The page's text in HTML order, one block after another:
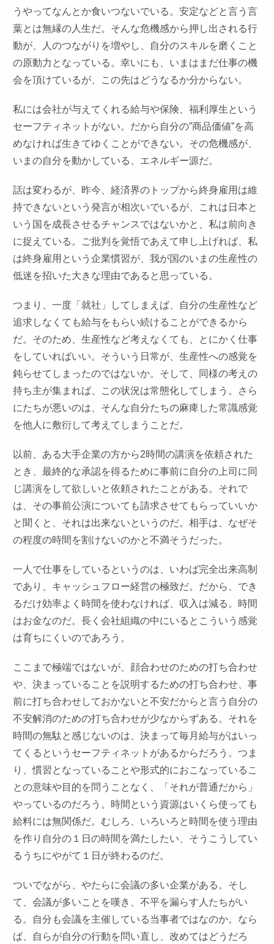
うやってなんとか食いつないでいる。安定などと言う言
葉とは無縁の人生だ。そんな危機感から押し出される行
動が、人のつながりを増やし、自分のスキルを磨くこと
の原動力となっている。幸いにも、いまはまだ仕事の機
会を頂けているが、この先はどうなるか分からない。
私には会社が与えてくれる給与や保険、福利厚生という
セーフティネットがない。だから自分の”商品価値”を高
めなければ生きてゆくことができない。その危機感が、
いまの自分を動かしている、エネルギー源だ。
話は変わるが、昨今、経済界のトップから終身雇用は維
持できないという発言が相次いでいるが、これは日本と
いう国を成長させるチャンスではないかと、私は前向き
に捉えている。ご批判を覚悟であえて申し上げれば、私
は終身雇用という企業慣習が、我が国のいまの生産性の
低迷を招いた大きな理由であると思っている。
つまり、一度「就社」してしまえば、自分の生産性など
追求しなくても給与をもらい続けることができるから
だ。そのため、生産性など考えなくても、とにかく仕事
をしていればいい。そういう日常が、生産性への感覚を
鈍らせてしまったのではないか。そして、同様の考えの
持ち主が集まれば、この状況は常態化してしまう。さら
にたちが悪いのは、そんな自分たちの麻痺した常識感覚
を他人に敷衍して考えてしまうことだ。
以前、ある大手企業の方から2時間の講演を依頼された
とき、最終的な承認を得るために事前に自分の上司に同
じ講演をして欲しいと依頼されたことがある。それで
は、その事前公演についても請求させてもらっていいか
と聞くと、それは出来ないというのだ。相手は、なぜそ
の程度の時間を割けないのかと不満そうだった。
一人で仕事をしているというのは、いわば完全出来高制
であり、キャッシュフロー経営の極致だ。だから、でき
るだけ効率よく時間を使わなければ、収入は減る。時間
はお金なのだ。長く会社組織の中にいるとこういう感覚
は育ちにくいのであろう。
ここまで極端ではないが、顔合わせのための打ち合わせ
や、決まっていることを説明するための打ち合わせ、事
前に打ち合わせしておかないと不安だからと言う自分の
不安解消のための打ち合わせが少なからずある。それを
時間の無駄と感じないのは、決まって毎月給与がはいっ
てくるというセーフティネットがあるからだろう。つま
り、慣習となっていることや形式的におこなっているこ
との意味や目的を問うことなく、「それが普通だから」
やっているのだろう。時間という資源はいくら使っても
給料には無関係だ。むしろ、いろいろと時間を使う理由
を作り自分の１日の時間を満たしたい、そうこうしてい
るうちにやがて１日が終わるのだ。
ついでながら、やたらに会議の多い企業がある。そし
て、会議が多いことを嘆き、不平を漏らす人たちがい
る。自分も会議を主催している当事者ではなのか。なら
ば、自らが自分の行動を問い直し、改めてはどうだろ